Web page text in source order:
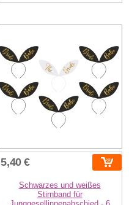
5,40 €
Schwarzes und weißes
Stirnband für